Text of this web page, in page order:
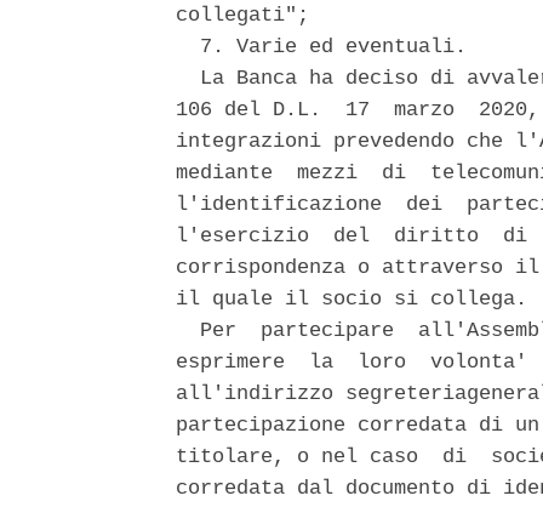
collegati";
  7. Varie ed eventuali.
La Banca ha deciso di
106 del D.L.  17  marzo
integrazioni prevedendo che
mediante  mezzi  di
l'identificazione  dei
l'esercizio  del  diritto  di
corrispondenza o attraverso
il quale il socio si collega.
Per  partecipare
esprimere  la  loro  volonta'
all'indirizzo
partecipazione corredata di
titolare, o nel caso  di
corredata dal documento